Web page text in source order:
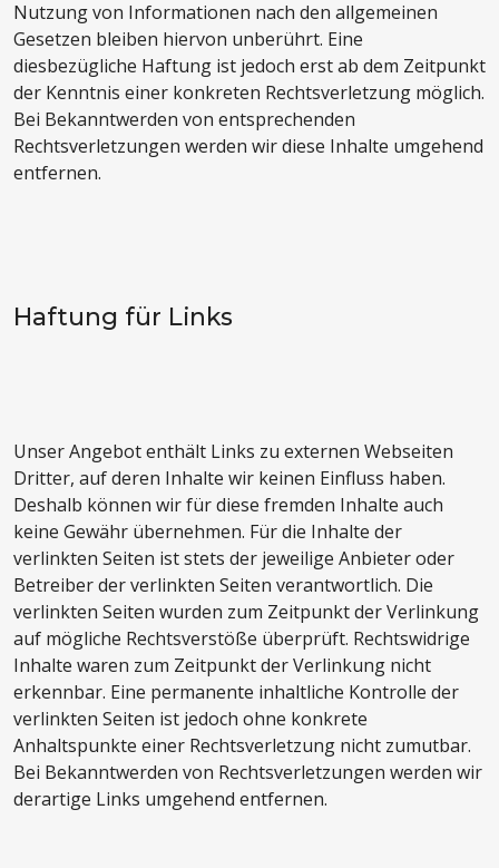
Nutzung von Informationen nach den allgemeinen
Gesetzen bleiben hiervon unberührt. Eine
diesbezügliche Haftung ist jedoch erst ab dem Zeitpunkt
der Kenntnis einer konkreten Rechtsverletzung möglich.
Bei Bekanntwerden von entsprechenden
Rechtsverletzungen werden wir diese Inhalte umgehend
entfernen.
Haftung für Links
Unser Angebot enthält Links zu externen Webseiten
Dritter, auf deren Inhalte wir keinen Einfluss haben.
Deshalb können wir für diese fremden Inhalte auch
keine Gewähr übernehmen. Für die Inhalte der
verlinkten Seiten ist stets der jeweilige Anbieter oder
Betreiber der verlinkten Seiten verantwortlich. Die
verlinkten Seiten wurden zum Zeitpunkt der Verlinkung
auf mögliche Rechtsverstöße überprüft. Rechtswidrige
Inhalte waren zum Zeitpunkt der Verlinkung nicht
erkennbar. Eine permanente inhaltliche Kontrolle der
verlinkten Seiten ist jedoch ohne konkrete
Anhaltspunkte einer Rechtsverletzung nicht zumutbar.
Bei Bekanntwerden von Rechtsverletzungen werden wir
derartige Links umgehend entfernen.